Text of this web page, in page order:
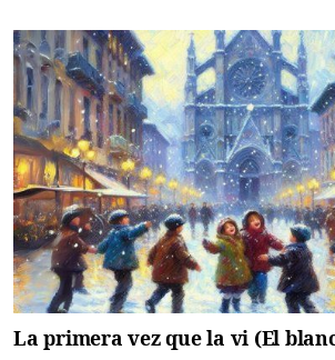
La primera vez que la vi (El